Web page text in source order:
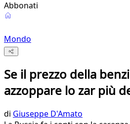
Abbonati
Mondo
Se il prezzo della
azzoppare lo zar più
di Giuseppe D'Amato